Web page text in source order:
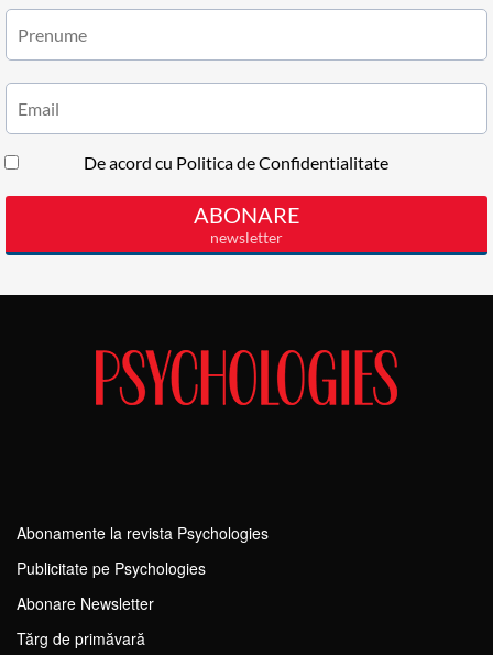
Abonamente la revista Psychologies
Publicitate pe Psychologies
Abonare Newsletter
Tărg de primăvară